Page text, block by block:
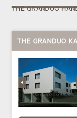
THE GRANDUO
THE GRANDUO